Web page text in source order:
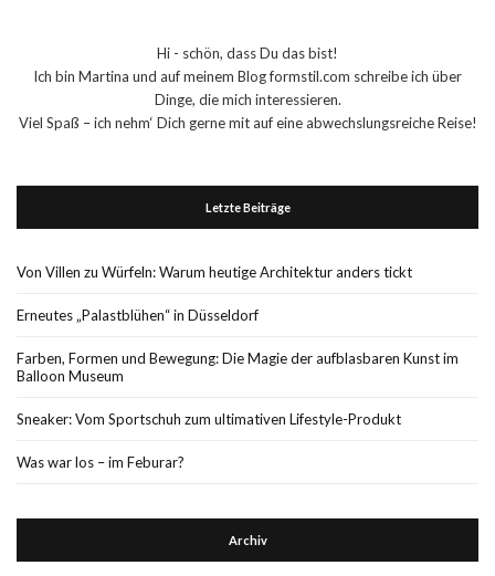
Hi - schön, dass Du das bist!
Ich bin Martina und auf meinem Blog formstil.com schreibe ich über
Dinge, die mich interessieren.
Viel Spaß – ich nehm‘ Dich gerne mit auf eine abwechslungsreiche Reise!
Letzte Beiträge
Von Villen zu Würfeln: Warum heutige Architektur anders tickt
Erneutes „Palastblühen“ in Düsseldorf
Farben, Formen und Bewegung: Die Magie der aufblasbaren Kunst im
Balloon Museum
Sneaker: Vom Sportschuh zum ultimativen Lifestyle-Produkt
Was war los – im Feburar?
Archiv